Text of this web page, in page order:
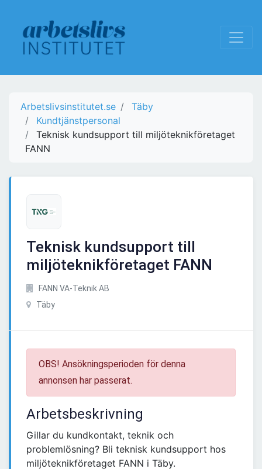
Arbetslivsinstitutet.se
Täby
Kundtjänstpersonal
Teknisk kundsupport till miljöteknikföretaget
FANN
Teknisk kundsupport till
miljöteknikföretaget FANN
FANN VA-Teknik AB
Täby
OBS! Ansökningsperioden för denna
annonsen har passerat.
Arbetsbeskrivning
Gillar du kundkontakt, teknik och
problemlösning? Bli teknisk kundsupport hos
miljöteknikföretaget FANN i Täby.